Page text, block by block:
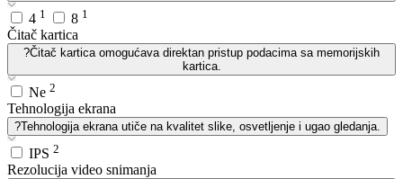
4 1 8 1
Čitač kartica
?Čitač kartica omogućava direktan pristup podacima sa memorijskih
kartica.
Ne 2
Tehnologija ekrana
?Tehnologija ekrana utiče na kvalitet slike, osvetljenje i ugao gledanja.
IPS 2
Rezolucija video snimanja